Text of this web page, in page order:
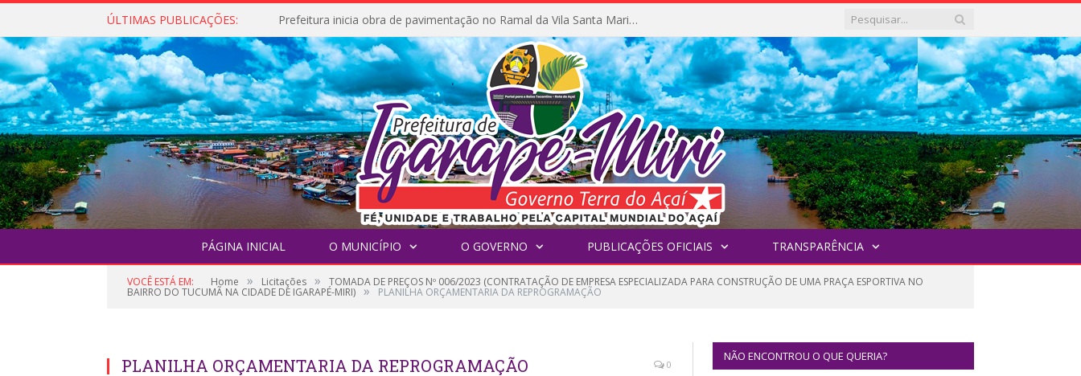
ÚLTIMAS PUBLICAÇÕES: Prefeitura inicia obra de pavimentação no Ramal da Vila Santa Maria do Icatu
PÁGINA INICIAL O MUNICÍPIO O GOVERNO PUBLICAÇÕES OFICIAIS TRANSPARÊNCIA
VOCÊ ESTÁ EM: Home » Licitações » TOMADA DE PREÇOS Nº 006/2023 (CONTRATAÇÃO DE EMPRESA ESPECIALIZADA PARA CONSTRUÇÃO DE UMA PRAÇA ESPORTIVA NO
BAIRRO DO TUCUMÃ NA CIDADE DE IGARAPÉ-MIRI) » PLANILHA ORÇAMENTARIA DA REPROGRAMAÇÃO
PLANILHA ORÇAMENTARIA DA REPROGRAMAÇÃO 0
NÃO ENCONTROU O QUE QUERIA?